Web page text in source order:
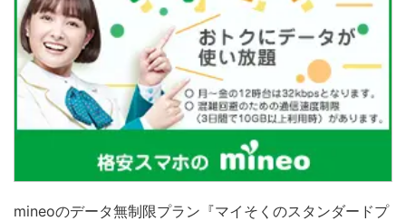
mineoのデータ無制限プラン『マイそくのスタンダードプ